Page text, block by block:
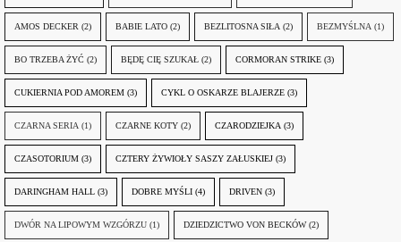
AMOS DECKER (2) BABIE LATO (2) BEZLITOSNA SIŁA (2) BEZMYŚLNA (1)
BO TRZEBA ŻYĆ (2) BĘDĘ CIĘ SZUKAŁ (2) CORMORAN STRIKE (3)
CUKIERNIA POD AMOREM (3) CYKL O OSKARZE BLAJERZE (3)
CZARNA SERIA (1) CZARNE KOTY (2) CZARODZIEJKA (3)
CZASOTORIUM (3) CZTERY ŻYWIOŁY SASZY ZAŁUSKIEJ (3)
DARINGHAM HALL (3) DOBRE MYŚLI (4) DRIVEN (3)
DWÓR NA LIPOWYM WZGÓRZU (1) DZIEDZICTWO VON BECKÓW (2)